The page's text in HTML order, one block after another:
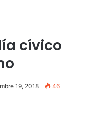
cívico
19, 2018 46